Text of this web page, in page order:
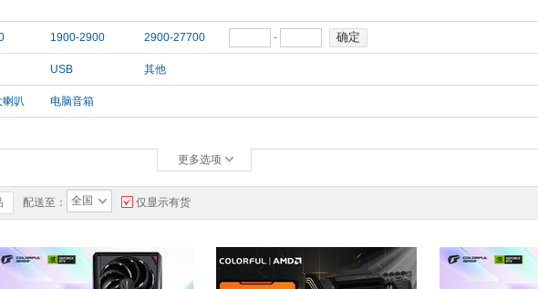
1900-2900 2900-27700 - 确定
USB 其他
喇叭 电脑音箱
更多选项
配送至： 全国 仅显示有货